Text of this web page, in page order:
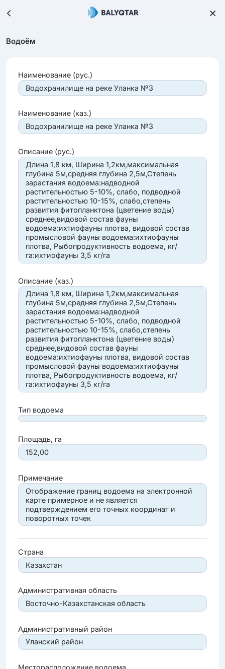
Водоём
Наименование (рус.)
Водохранилище на реке Уланка №3
Наименование (каз.)
Водохранилище на реке Уланка №3
Описание (рус.)
Длина 1,8 км, Ширина 1,2км,максимальная
глубина 5м,средняя глубина 2,5м,Степень
зарастания водоема:надводной
растительностью 5-10%, слабо, подводной
растительностью 10-15%, слабо,степень
развития фитопланктона (цветение воды)
среднее,видовой состав фауны
водоема:ихтиофауны плотва, видовой состав
промысловой фауны водоема:ихтиофауны
плотва, Рыбопродуктивность водоема, кг/
га:ихтиофауны 3,5 кг/га
Описание (каз.)
Длина 1,8 км, Ширина 1,2км,максимальная
глубина 5м,средняя глубина 2,5м,Степень
зарастания водоема:надводной
растительностью 5-10%, слабо, подводной
растительностью 10-15%, слабо,степень
развития фитопланктона (цветение воды)
среднее,видовой состав фауны
водоема:ихтиофауны плотва, видовой состав
промысловой фауны водоема:ихтиофауны
плотва, Рыбопродуктивность водоема, кг/
га:ихтиофауны 3,5 кг/га
Тип водоема
Площадь, га
152,00
Примечание
Отображение границ водоема на электронной
карте примерное и не является
подтверждением его точных координат и
поворотных точек
Страна
Казахстан
Административная область
Восточно-Казахстанская область
Административный район
Уланский район
Месторасположение водоема